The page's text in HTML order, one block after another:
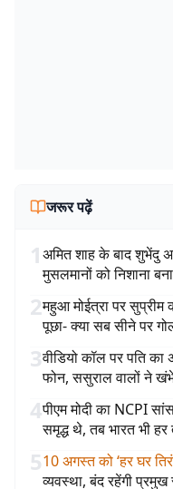
जरूर पढ़ें
1अमित शाह के बाद शुभेंदु
मुसलमानों को निशाना
2महुआ मोईत्रा पर सुप्रीम
पूछा- क्या सब सीने पर
3वीडियो कॉल पर पति
फोन, ससुराल वालों ने
4पीएम मोदी का NCPI
समृद्ध थे, तब भारत भी
510 अगस्त को ‘हर घर
व्यवस्था, बंद रहेंगी